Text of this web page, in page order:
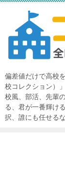
偏差値だけで高校
校コレクション）
校風、部活、先輩
る、君が一番輝け
択、誰にも任せるな